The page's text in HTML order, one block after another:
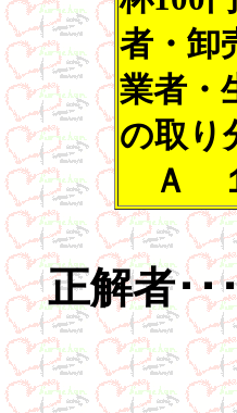
者・卸
業者・
の取り
Ａ
正解者･